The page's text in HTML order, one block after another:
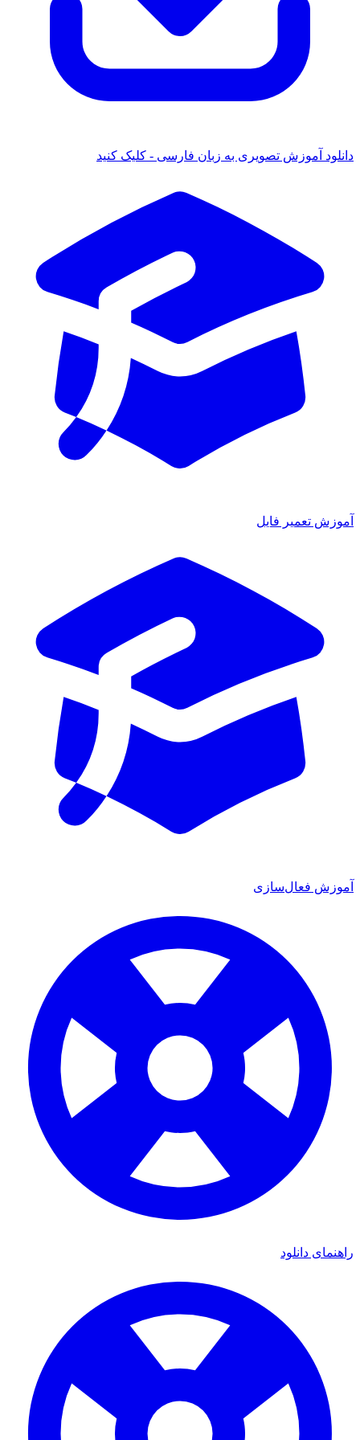
آموزش تصویری به زبان فارسی - کلیک کنید
تعمیر فایل
فعال‌سازی
دانلود